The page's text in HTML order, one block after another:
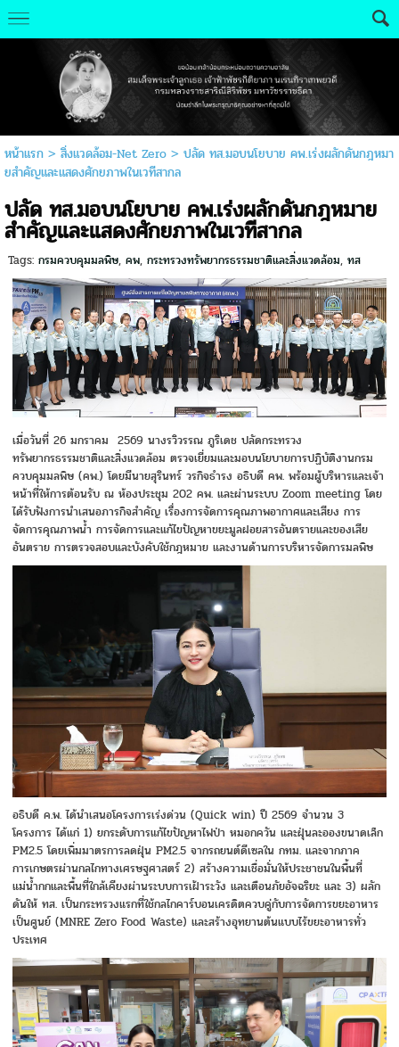
หน้าแรก> สิ่งแวดล้อม-Net Zero> ปลัด ทส.มอบนโยบาย คพ.เร่งผลักดันกฎหมา
ยสำคัญและแสดงศักยภาพในเวทีสากล
ปลัด ทส.มอบนโยบาย คพ.เร่งผลักดันกฎหมาย
สำคัญและแสดงศักยภาพในเวทีสากล
Tags: กรมควบคุมมลพิษ, คพ, กระทรวงทรัพยากรธรรมชาติและสิ่งแวดล้อม, ทส
เมื่อวันที่ 26 มกราคม 2569 นางรวิวรรณ ภูริเดช ปลัดกระทรวง
ทรัพยากรธรรมชาติและสิ่งแวดล้อม ตรวจเยี่ยมและมอบนโยบายการปฏิบัติงานกรม
ควบคุมมลพิษ (คพ.) โดยมีนายสุรินทร์ วรกิจธำรง อธิบดี คพ. พร้อมผู้บริหารและเจ้า
หน้าที่ให้การต้อนรับ ณ ห้องประชุม 202 คพ. และผ่านระบบ Zoom meeting โดย
ได้รับฟังการนำเสนอภารกิจสำคัญ เรื่องการจัดการคุณภาพอากาศและเสียง การ
จัดการคุณภาพน้ำ การจัดการและแก้ไขปัญหาขยะมูลฝอยสารอันตรายและของเสีย
อันตราย การตรวจสอบและบังคับใช้กฎหมาย และงานด้านการบริหารจัดการมลพิษ
อธิบดี ค.พ. ได้นำเสนอโครงการเร่งด่วน (Quick win) ปี 2569 จำนวน 3
โครงการ ได้แก่ 1) ยกระดับการแก้ไขปัญหาไฟป่า หมอกควัน และฝุ่นละอองขนาดเล็ก
PM2.5 โดยเพิ่มมาตรการลดฝุ่น PM2.5 จากรถยนต์ดีเซลใน กทม. และจากภาค
การเกษตรผ่านกลไกทางเศรษฐศาสตร์ 2) สร้างความเชื่อมั่นให้ประชาชนในพื้นที่
แม่น้ำกกและพื้นที่ใกล้เคียงผ่านระบบการเฝ้าระวัง และเตือนภัยอัจฉริยะ และ 3) ผลัก
ดันให้ ทส. เป็นกระทรวงแรกที่ใช้กลไกคาร์บอนเครดิตควบคู่กับการจัดการขยะอาหาร
เป็นศูนย์ (MNRE Zero Food Waste) และสร้างอุทยานต้นแบบไร้ขยะอาหารทั่ว
ประเทศ